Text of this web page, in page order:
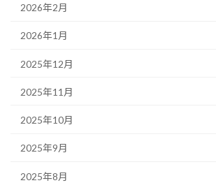
2026年2月
2026年1月
2025年12月
2025年11月
2025年10月
2025年9月
2025年8月